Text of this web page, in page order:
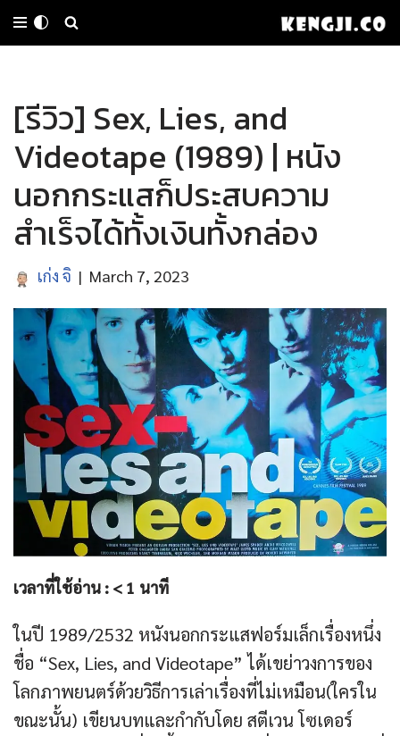
Skip
content
[รีวิว] Sex, Lies, and
Videotape (1989) | หนัง
นอกกระแสก็ประสบความ
สำเร็จได้ทั้งเงินทั้งกล่อง
เก่ง จิ March 7, 2023
เวลาที่ใช้อ่าน : < 1 นาที
ในปี 1989/2532 หนังนอกกระแสฟอร์มเล็กเรื่องหนึ่ง
ชื่อ “Sex, Lies, and Videotape” ได้เขย่าวงการของ
โลกภาพยนตร์ด้วยวิธีการเล่าเรื่องที่ไม่เหมือน(ใครใน
ขณะนั้น) เขียนบทและกำกับโดย สตีเวน โซเดอร์